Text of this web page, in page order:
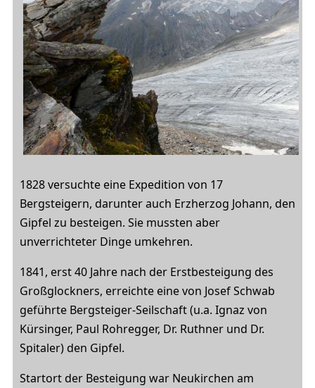
1828 versuchte eine Expedition von 17
Bergsteigern, darunter auch Erzherzog Johann, den
Gipfel zu besteigen. Sie mussten aber
unverrichteter Dinge umkehren.
1841, erst 40 Jahre nach der Erstbesteigung des
Großglockners, erreichte eine von Josef Schwab
geführte Bergsteiger-Seilschaft (u.a. Ignaz von
Kürsinger, Paul Rohregger, Dr. Ruthner und Dr.
Spitaler) den Gipfel.
Startort der Besteigung war Neukirchen am